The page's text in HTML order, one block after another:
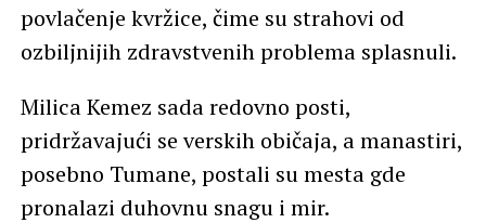
povlačenje kvržice, čime su strahovi od
ozbiljnijih zdravstvenih problema splasnuli.
Milica Kemez sada redovno posti,
pridržavajući se verskih običaja, a manastiri,
posebno Tumane, postali su mesta gde
pronalazi duhovnu snagu i mir.